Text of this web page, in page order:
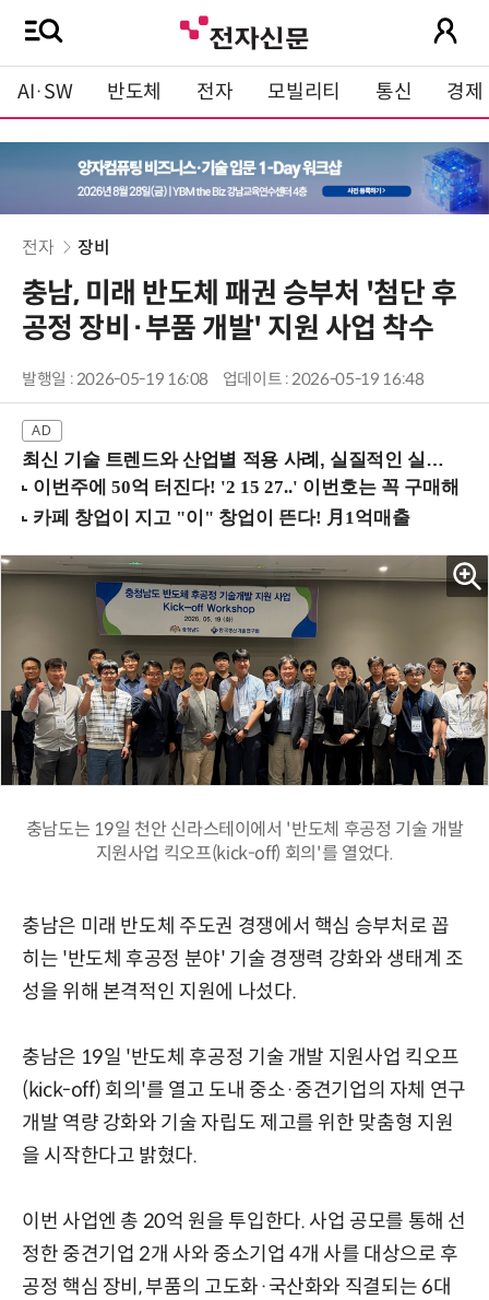
AI·SW 반도체 전자 모빌리티 통신 경제
전자 장비
충남, 미래 반도체 패권 승부처 '첨단 후
공정 장비·부품 개발' 지원 사업 착수
발행일 : 2026-05-19 16:08 업데이트 : 2026-05-19 16:48
최신 기술 트렌드와 산업별 적용 사례, 실질적인 실행 전략을 공유 (9/18 양재역)
충남도는 19일 천안 신라스테이에서 '반도체 후공정 기술 개발
지원사업 킥오프(kick-off) 회의'를 열었다.
충남은 미래 반도체 주도권 경쟁에서 핵심 승부처로 꼽
히는 '반도체 후공정 분야' 기술 경쟁력 강화와 생태계 조
성을 위해 본격적인 지원에 나섰다.
충남은 19일 '반도체 후공정 기술 개발 지원사업 킥오프
(kick-off) 회의'를 열고 도내 중소·중견기업의 자체 연구
개발 역량 강화와 기술 자립도 제고를 위한 맞춤형 지원
을 시작한다고 밝혔다.
이번 사업엔 총 20억 원을 투입한다. 사업 공모를 통해 선
정한 중견기업 2개 사와 중소기업 4개 사를 대상으로 후
공정 핵심 장비, 부품의 고도화·국산화와 직결되는 6대